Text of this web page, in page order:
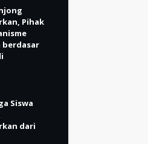
Pihak
berdasar
Siswa
dari